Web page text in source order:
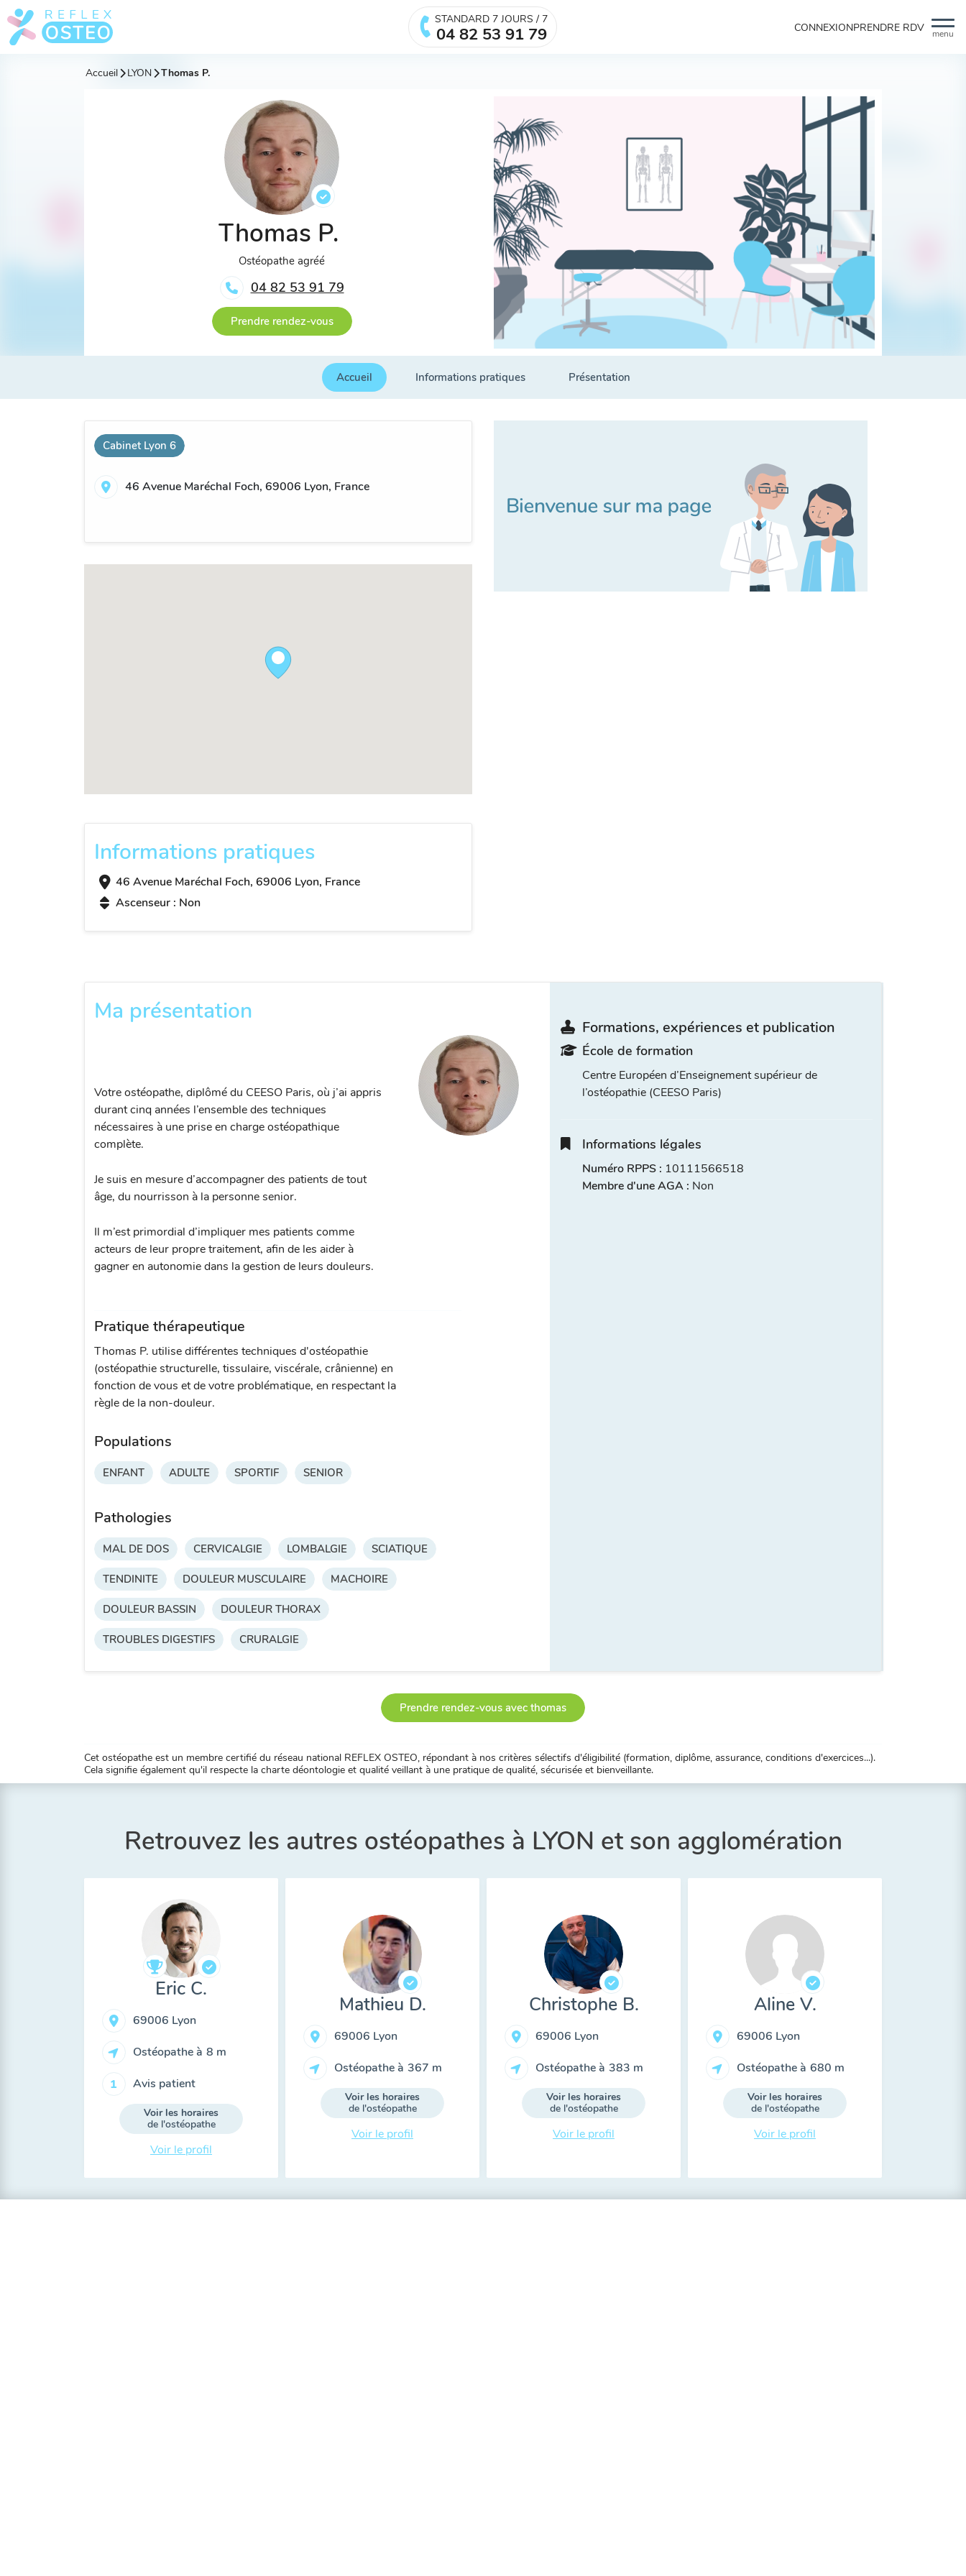
menu
STANDARD 7 JOURS / 7
04 82 53 91 79 CONNEXIONPRENDRE RDV
Accueil LYON Thomas P.
Thomas P.
Ostéopathe agréé
04 82 53 91 79
Prendre rendez-vous
Accueil Informations pratiques Présentation
Cabinet Lyon 6
46 Avenue Maréchal Foch, 69006 Lyon, France
Informations pratiques
46 Avenue Maréchal Foch, 69006 Lyon, France
Ascenseur : Non
Ma présentation
Votre ostéopathe, diplômé du CEESO Paris, où j’ai appris
durant cinq années l’ensemble des techniques
nécessaires à une prise en charge ostéopathique
complète.
Je suis en mesure d’accompagner des patients de tout
âge, du nourrisson à la personne senior.
Il m’est primordial d’impliquer mes patients comme
acteurs de leur propre traitement, afin de les aider à
gagner en autonomie dans la gestion de leurs douleurs.
Pratique thérapeutique
Thomas P. utilise différentes techniques d'ostéopathie
(ostéopathie structurelle, tissulaire, viscérale, crânienne) en
fonction de vous et de votre problématique, en respectant la
règle de la non-douleur.
Populations
ENFANT ADULTE SPORTIF SENIOR
Pathologies
MAL DE DOS CERVICALGIE LOMBALGIE SCIATIQUE
TENDINITE DOULEUR MUSCULAIRE MACHOIRE
DOULEUR BASSIN DOULEUR THORAX
TROUBLES DIGESTIFS CRURALGIE
Formations, expériences et publication
École de formation
Centre Européen d’Enseignement supérieur de
l’ostéopathie (CEESO Paris)
Informations légales
Numéro RPPS : 10111566518
Membre d'une AGA : Non
Prendre rendez-vous avec thomas
Cet ostéopathe est un membre certifié du réseau national REFLEX OSTEO, répondant à nos critères sélectifs d'éligibilité (formation, diplôme, assurance, conditions d'exercices...).
Cela signifie également qu'il respecte la charte déontologie et qualité veillant à une pratique de qualité, sécurisée et bienveillante.
Retrouvez les autres ostéopathes à LYON et son agglomération
Eric C.
69006 Lyon
Ostéopathe à 8 m
1 Avis patient
Voir les horaires
de l'ostéopathe
Voir le profil
Mathieu D.
69006 Lyon
Ostéopathe à 367 m
Voir les horaires
de l'ostéopathe
Voir le profil
Christophe B.
69006 Lyon
Ostéopathe à 383 m
Voir les horaires
de l'ostéopathe
Voir le profil
Aline V.
69006 Lyon
Ostéopathe à 680 m
Voir les horaires
de l'ostéopathe
Voir le profil